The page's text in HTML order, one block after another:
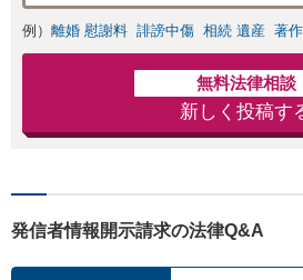
例） 離婚 慰謝料 誹謗中傷 相続 遺産 著
無料法律相談
新しく投稿す
発信者情報開示請求の法律Q&A